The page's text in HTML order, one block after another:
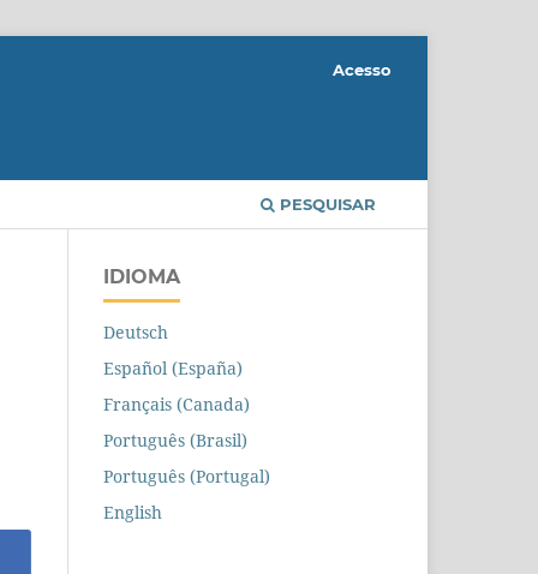
PESQUISAR
Acesso
IDIOMA
Deutsch
Español (España)
Français (Canada)
Português (Brasil)
Português (Portugal)
English